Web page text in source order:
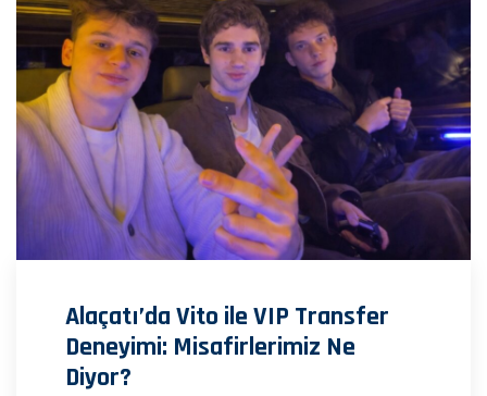
Alaçatı’da Vito ile VIP Transfer
Deneyimi: Misafirlerimiz Ne
Diyor?